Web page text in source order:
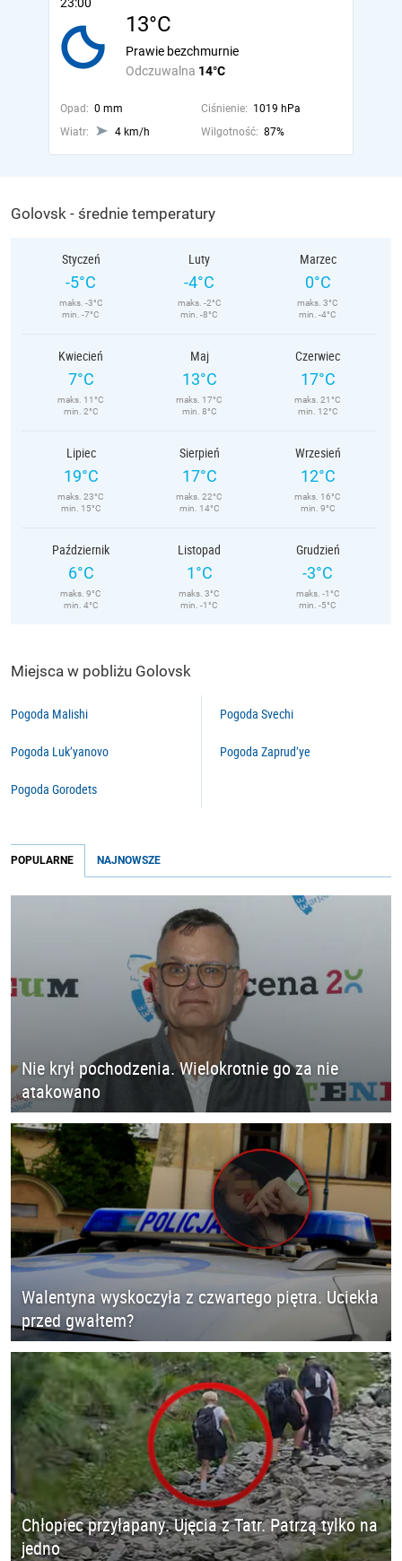
13°C
Odczuwalna 14°C
Prawie bezchmurnie
Opad: 0 mm Ciśnienie: 1019 hPa
Wiatr:
4 km/h Wilgotność: 87%
Golovsk - średnie temperatury
Styczeń
-5°C
maks. -3°C
min. -7°C
Luty
-4°C
maks. -2°C
min. -8°C
Marzec
0°C
maks. 3°C
min. -4°C
Kwiecień
7°C
maks. 11°C
min. 2°C
Maj
13°C
maks. 17°C
min. 8°C
Czerwiec
17°C
maks. 21°C
min. 12°C
Lipiec
19°C
maks. 23°C
min. 15°C
Sierpień
17°C
maks. 22°C
min. 14°C
Wrzesień
12°C
maks. 16°C
min. 9°C
Październik
6°C
maks. 9°C
min. 4°C
Listopad
1°C
maks. 3°C
min. -1°C
Grudzień
-3°C
maks. -1°C
min. -5°C
Miejsca w pobliżu Golovsk
Pogoda Malishi
Pogoda Luk’yanovo
Pogoda Gorodets
Pogoda Svechi
Pogoda Zaprud’ye
POPULARNE NAJNOWSZE
Nie krył pochodzenia. Wielokrotnie go za nie
atakowano
Walentyna wyskoczyła z czwartego piętra. Uciekła
przed gwałtem?
Chłopiec przyłapany. Ujęcia z Tatr. Patrzą tylko na
jedno